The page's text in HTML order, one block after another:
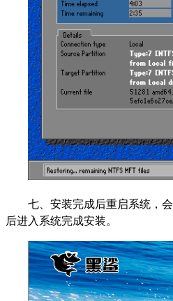
七、安装完成后重启系统，
后进入系统完成安装。